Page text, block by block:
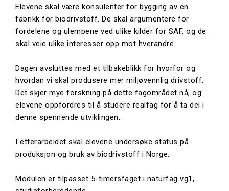
Elevene skal være konsulenter for bygging av en
fabrikk for biodrivstoff. De skal argumentere for
fordelene og ulempene ved ulike kilder for SAF, og de
skal veie ulike interesser opp mot hverandre.
Dagen avsluttes med et tilbakeblikk for hvorfor og
hvordan vi skal produsere mer miljøvennlig drivstoff.
Det skjer mye forskning på dette fagområdet nå, og
elevene oppfordres til å studere realfag for å ta del i
denne spennende utviklingen.
I etterarbeidet skal elevene undersøke status på
produksjon og bruk av biodrivstoff i Norge.
Modulen er tilpasset 5-timersfaget i naturfag vg1,